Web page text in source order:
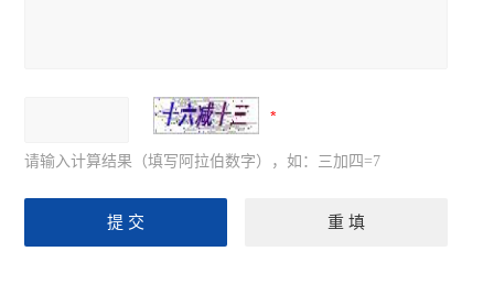
请输入计算结果（填写阿拉伯数字），如：三加四=7